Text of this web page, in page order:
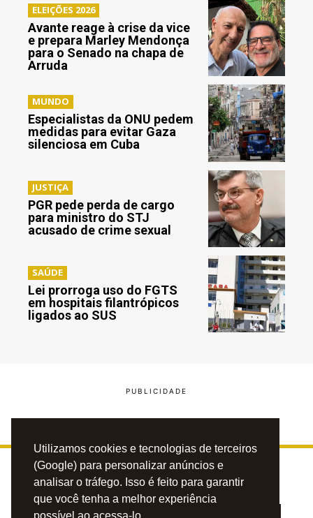
Utilizamos cookies e tecnologias de terceiros
(Google) para personalizar anúncios e
analisar o tráfego. Isso é feito para garantir
que você tenha a melhor experiência
ELEIÇÕES 2026
Avante reage à crise da vice
e prepara Marley Mendonça
para o Senado na chapa de
Arruda
MUNDO
Especialistas da ONU pedem
medidas para evitar Gaza
silenciosa em Cuba
JUSTIÇA
PGR pede perda de cargo
para ministro do STJ
acusado de crime sexual
SAÚDE
Lei prorroga uso do FGTS
em hospitais filantrópicos
ligados ao SUS